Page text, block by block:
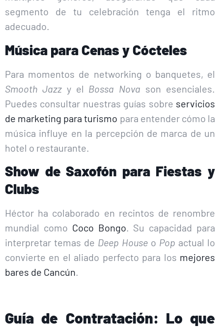
segmento de tu celebración tenga el ritmo
adecuado.
Música para Cenas y Cócteles
Para momentos de networking o banquetes, el
Smooth Jazzy el Bossa Nova son esenciales.
Puedes consultar nuestras guías sobre servicios
de marketing para turismo para entender cómo la
música influye en la percepción de marca de un
hotel o restaurante.
Show de Saxofón para Fiestas y
Clubs
Héctor ha colaborado en recintos de renombre
mundial como Coco Bongo. Su capacidad para
interpretar temas de Deep House o Pop actual lo
convierte en el aliado perfecto para los mejores
bares de Cancún.
Guía de Contratación: Lo que